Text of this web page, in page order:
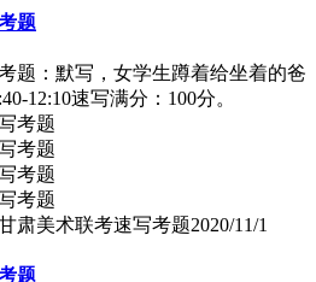
题
题：默写，女学生蹲着给坐着的爸
12:10速写满分：100分。
肃美术联考速写考题2020/11/1
题